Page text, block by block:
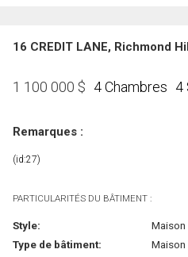
16 CREDIT LANE, Richmond
1 100 000 $ 4 Chambres 4
Remarques :
(id:27)
PARTICULARITÉS DU BÂTIMENT :
Style:
Maison
Type de bâtiment:
Maison